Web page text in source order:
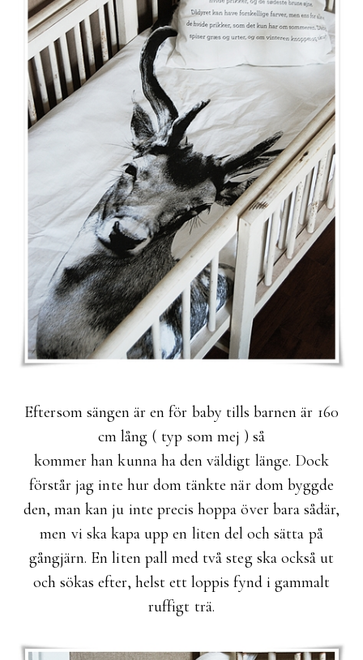
Eftersom sängen är en för baby tills barnen är 160
cm lång ( typ som mej ) så
kommer han kunna ha den väldigt länge. Dock
förstår jag inte hur dom tänkte när dom byggde
den, man kan ju inte precis hoppa över bara sådär,
men vi ska kapa upp en liten del och sätta på
gångjärn. En liten pall med två steg ska också ut
och sökas efter, helst ett loppis fynd i gammalt
ruffigt trä.